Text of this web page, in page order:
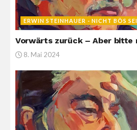
ERWIN STEINHAUER - NICHT BÖS
Vorwärts zurück – Aber bitte
8. Mai 2024